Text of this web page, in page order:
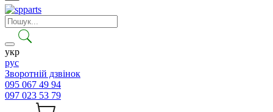
укр
рус
Зворотній дзвінок
095 067 49 94
097 023 53 79